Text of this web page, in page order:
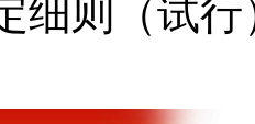
细则（试行